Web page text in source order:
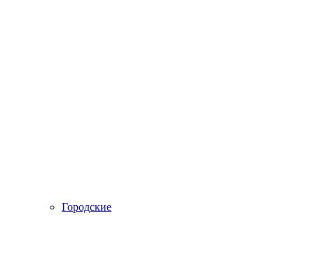
Городские